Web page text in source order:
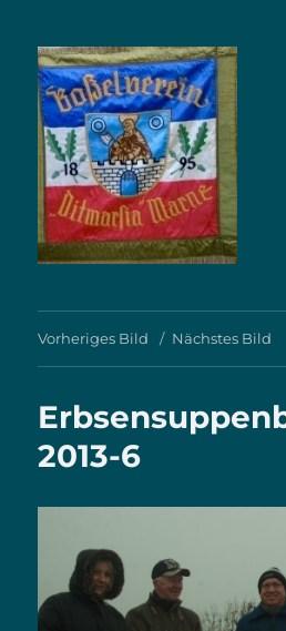
Vorheriges Bild Nächstes Bild
2013-6